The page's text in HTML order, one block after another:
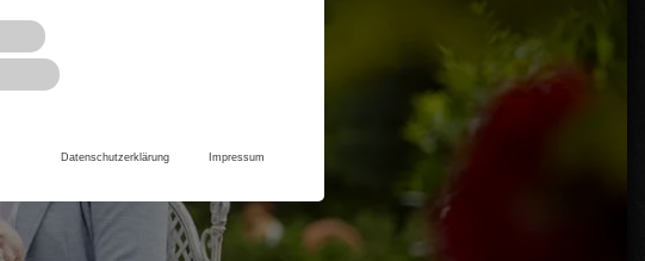
Datenschutzerklärung Impressum